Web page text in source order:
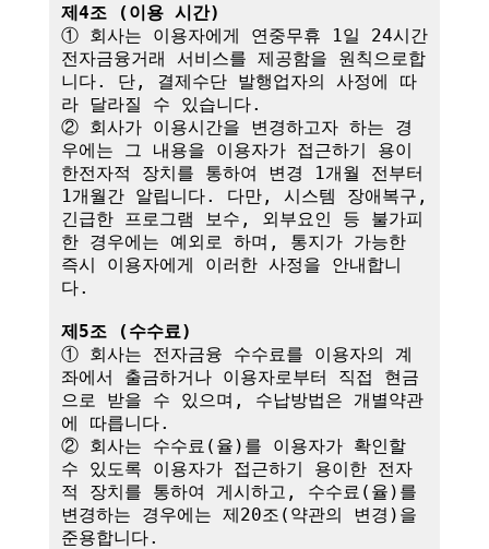
제4조 (이용 시간)
① 회사는 이용자에게 연중무휴 1일 24시간
전자금융거래 서비스를 제공함을 원칙으로합
니다. 단, 결제수단 발행업자의 사정에 따
라 달라질 수 있습니다.
② 회사가 이용시간을 변경하고자 하는 경
우에는 그 내용을 이용자가 접근하기 용이
한전자적 장치를 통하여 변경 1개월 전부터
1개월간 알립니다. 다만, 시스템 장애복구,
긴급한 프로그램 보수, 외부요인 등 불가피
한 경우에는 예외로 하며, 통지가 가능한
즉시 이용자에게 이러한 사정을 안내합니
다.
제5조 (수수료)
① 회사는 전자금융 수수료를 이용자의 계
좌에서 출금하거나 이용자로부터 직접 현금
으로 받을 수 있으며, 수납방법은 개별약관
에 따릅니다.
② 회사는 수수료(율)를 이용자가 확인할
수 있도록 이용자가 접근하기 용이한 전자
적 장치를 통하여 게시하고, 수수료(율)를
변경하는 경우에는 제20조(약관의 변경)을
준용합니다.